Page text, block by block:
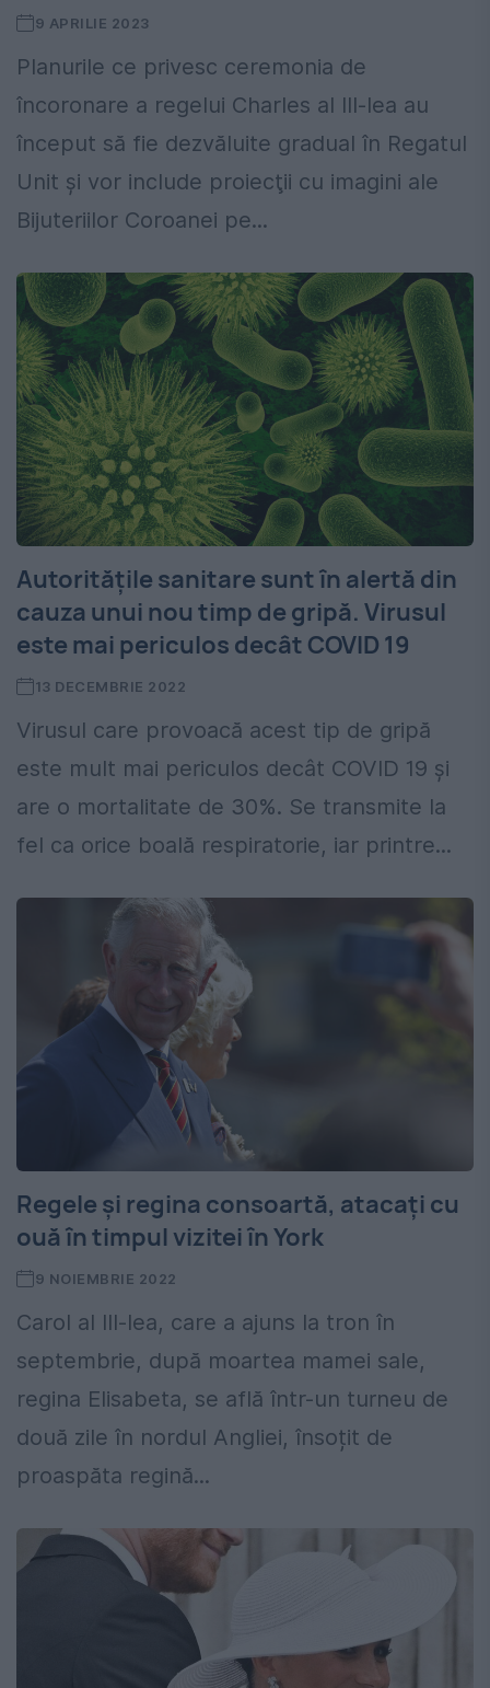
9 APRILIE 2023
Planurile ce privesc ceremonia de
încoronare a regelui Charles al III-lea au
început să fie dezvăluite gradual în Regatul
Unit şi vor include proiecţii cu imagini ale
Bijuteriilor Coroanei pe...
Autoritățile sanitare sunt în alertă din
cauza unui nou timp de gripă. Virusul
este mai periculos decât COVID 19
13 DECEMBRIE 2022
Virusul care provoacă acest tip de gripă
este mult mai periculos decât COVID 19 și
are o mortalitate de 30%. Se transmite la
fel ca orice boală respiratorie, iar printre...
Regele și regina consoartă, atacați cu
ouă în timpul vizitei în York
9 NOIEMBRIE 2022
Carol al III-lea, care a ajuns la tron în
septembrie, după moartea mamei sale,
regina Elisabeta, se află într-un turneu de
două zile în nordul Angliei, însoțit de
proaspăta regină...